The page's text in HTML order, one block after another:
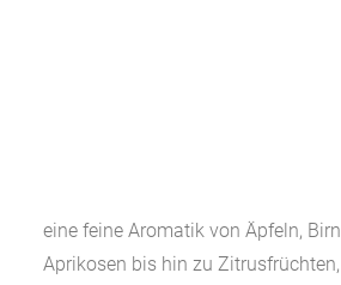
eine feine Aromatik von Äpfeln,
Aprikosen bis hin zu